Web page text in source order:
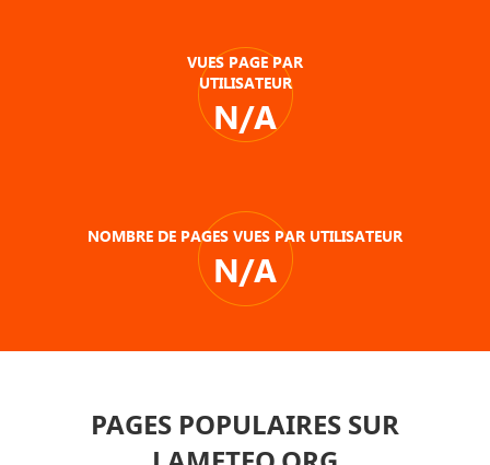
VUES PAGE PAR
UTILISATEUR
N/A
NOMBRE DE PAGES VUES PAR UTILISATEUR
N/A
PAGES POPULAIRES SUR